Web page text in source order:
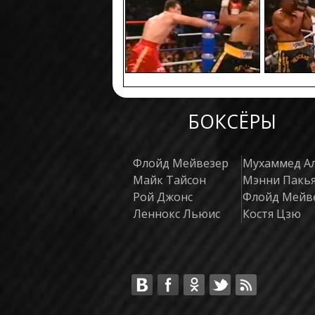
БОКСЁРЫ
Флойд Мейвезер
Майк Тайсон
Рой Джонс
Леннокс Льюис
Мухаммед
Мэнни
Флойд
Костя Цзю